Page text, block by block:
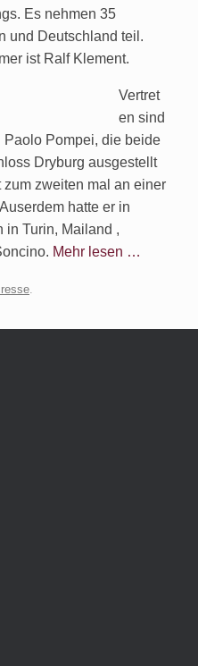
Es nehmen 35
und Deutschland teil.
ist Ralf Klement.
Vertret
en sind
Pompei, die beide
Dryburg ausgestellt
zweiten mal an einer
hatte er in
in Turin, Mailand ,
Mehr lesen …